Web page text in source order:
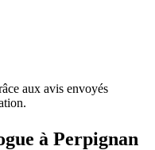
aux avis envoyés
à Perpignan